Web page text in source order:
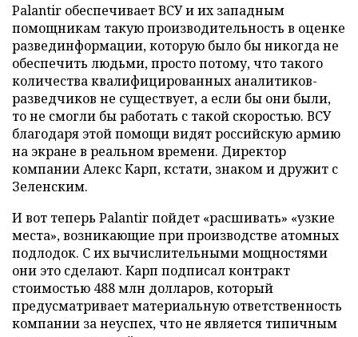
Palantir обеспечивает ВСУ и их западным
помощникам такую производительность в оценке
развединформации, которую было бы никогда не
обеспечить людьми, просто потому, что такого
количества квалифицированных аналитиков-
разведчиков не существует, а если бы они были,
то не смогли бы работать с такой скоростью. ВСУ
благодаря этой помощи видят российскую армию
на экране в реальном времени. Директор
компании Алекс Карп, кстати, знаком и дружит с
Зеленским.
И вот теперь Palantir пойдет «расшивать» «узкие
места», возникающие при производстве атомных
подлодок. С их вычислительными мощностями
они это сделают. Карп подписал контракт
стоимостью 488 млн долларов, который
предусматривает материальную ответственность
компании за неуспех, что не является типичным